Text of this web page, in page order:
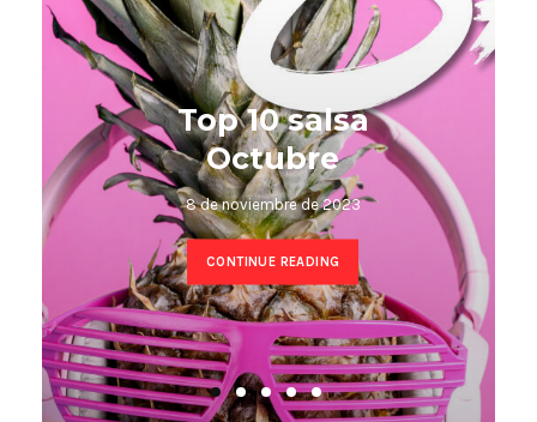
Top 10 Kizomba
octubre
8 de noviembre de 2023
CONTINUE READING